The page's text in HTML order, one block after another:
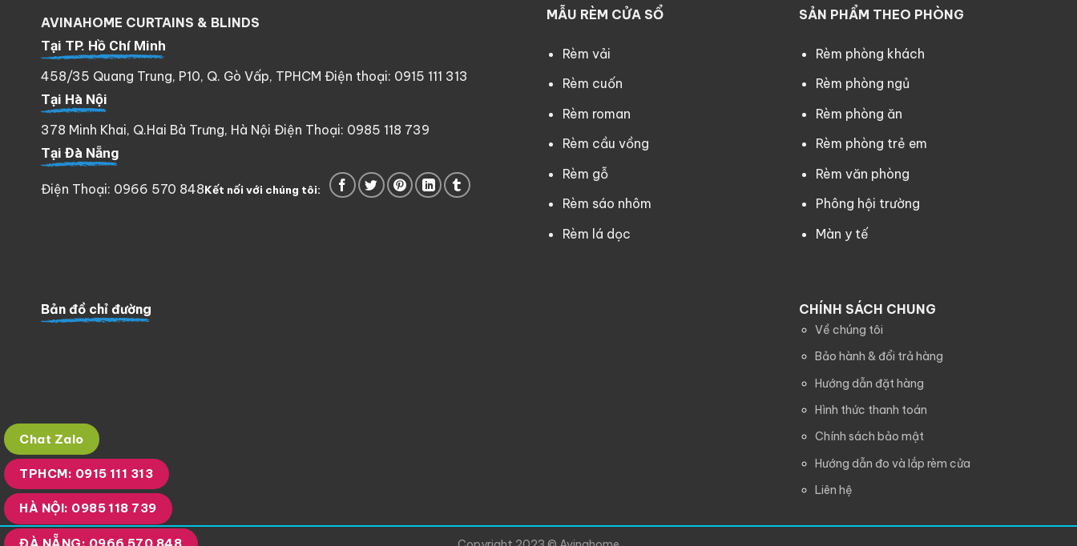
AVINAHOME CURTAINS & BLINDS
Tại TP. Hồ Chí Minh
458/35 Quang Trung, P10, Q. Gò Vấp, TPHCM Điện thoại: 0915 111 313
Tại Hà Nội
378 Minh Khai, Q.Hai Bà Trưng, Hà Nội Điện Thoại: 0985 118 739
Tại Đà Nẵng
Điện Thoại: 0966 570 848Kết nối với chúng tôi:
MẪU RÈM CỬA SỔ
Rèm vải
Rèm cuốn
Rèm roman
Rèm cầu vồng
Rèm gỗ
Rèm sáo nhôm
Rèm lá dọc
SẢN PHẨM THEO PHÒNG
Rèm phòng khách
Rèm phòng ngủ
Rèm phòng ăn
Rèm phòng trẻ em
Rèm văn phòng
Phông hội trường
Màn y tế
Bản đồ chỉ đường CHÍNH SÁCH CHUNG
Về chúng tôi
Bảo hành & đổi trả hàng
Hướng dẫn đặt hàng
Hình thức thanh toán
Chính sách bảo mật
Hướng dẫn đo và lắp rèm cửa
Liên hệ
Chat Zalo
TPHCM: 0915 111 313
HÀ NỘI: 0985 118 739